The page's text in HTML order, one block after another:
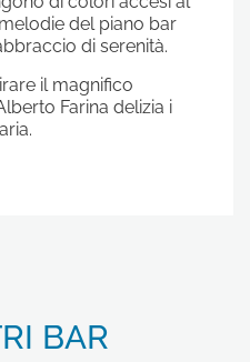
del piano bar
di serenità.
il magnifico
Farina delizia i
BAR